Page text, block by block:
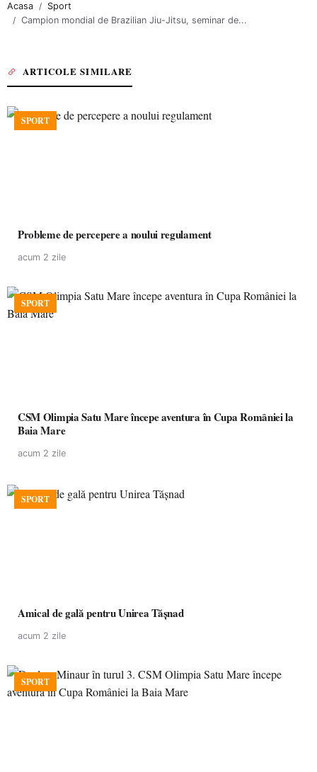
Acasa
Sport
Campion mondial de Brazilian Jiu-Jitsu, seminar de...
ARTICOLE SIMILARE
SPORT
Probleme de percepere a noului regulament
acum 2 zile
SPORT
CSM Olimpia Satu Mare începe aventura în Cupa României la
Baia Mare
acum 2 zile
SPORT
Amical de gală pentru Unirea Tășnad
acum 2 zile
SPORT